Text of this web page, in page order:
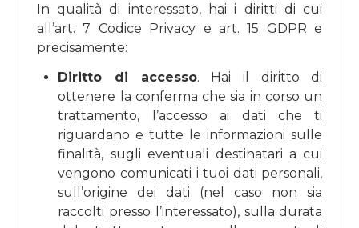
In qualità di interessato, hai i diritti di cui
all’art. 7 Codice Privacy e art. 15 GDPR e
precisamente:
Diritto di accesso. Hai il diritto di
ottenere la conferma che sia in corso un
trattamento, l’accesso ai dati che ti
riguardano e tutte le informazioni sulle
finalità, sugli eventuali destinatari a cui
vengono comunicati i tuoi dati personali,
sull’origine dei dati (nel caso non sia
raccolti presso l’interessato), sulla durata